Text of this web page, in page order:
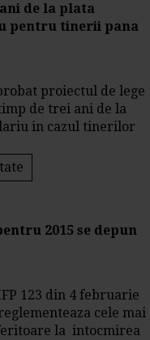
de la plata
pentru tinerii pana
proiectul de lege
de trei ani de la
in cazul tinerilor
2015 se depun
123 din 4 februarie
cele mai
la intocmirea